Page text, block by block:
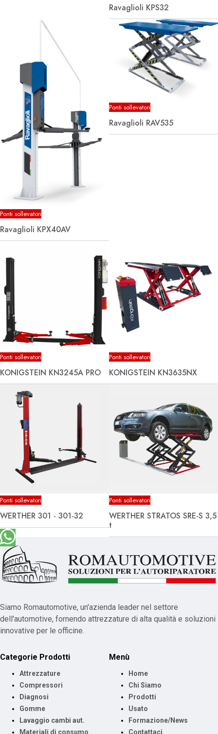
Ravaglioli KPS32
Ponti sollevatori
Ravaglioli KPX40AV
Ponti sollevatori
Ravaglioli RAV535
Ponti sollevatori
KONIGSTEIN KN3245A PRO
Ponti sollevatori
KONIGSTEIN KN3635NX
Ponti sollevatori
WERTHER 301 - 301-32
Ponti sollevatori
WERTHER STRATOS SRE-S 3,5
t
Siamo Romautomotive, un'azienda leader nel settore
dell'automotive, fornendo attrezzature di alta qualità e soluzioni
innovative per le officine.
Categorie Prodotti
Attrezzature
Compressori
Diagnosi
Gomme
Lavaggio cambi aut.
Materiali di consumo
Menù
Home
Chi Siamo
Prodotti
Usato
Formazione/News
Contattaci